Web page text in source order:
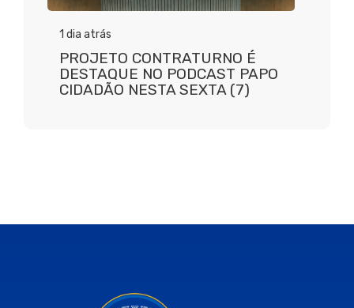
1 dia atrás
PROJETO CONTRATURNO É
DESTAQUE NO PODCAST PAPO
CIDADÃO NESTA SEXTA (7)